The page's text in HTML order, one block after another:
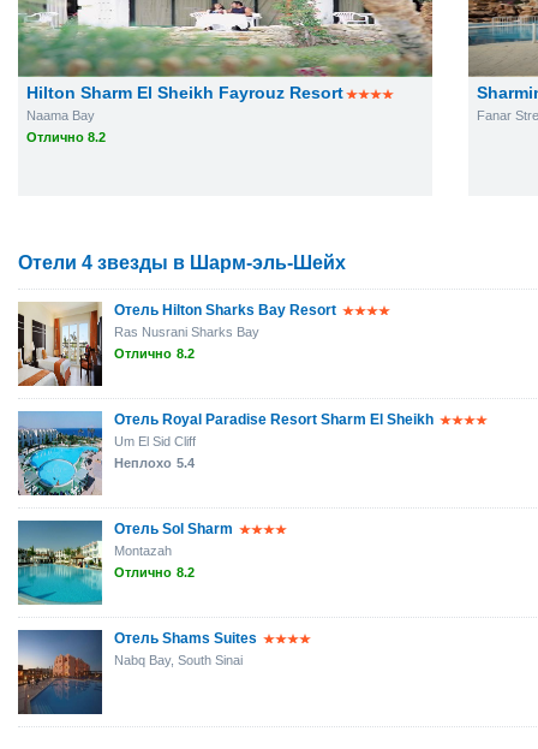
Hilton Sharm El Sheikh Fayrouz Resort
Naama Bay
Отлично 8.2
Fanar
Отели 4 звезды в Шарм-эль-Шейх
Отель Hilton Sharks Bay Resort
Ras Nusrani Sharks Bay
Отлично 8.2
Отель Royal Paradise Resort Sharm El Sheikh
Um El Sid Cliff
Неплохо 5.4
Отель Sol Sharm
Montazah
Отлично 8.2
Отель Shams Suites
Nabq Bay, South Sinai